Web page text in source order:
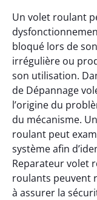
Un volet roulant
bloqué lors de
irrégulière ou
son utilisation.
de Dépannage
l’origine du
du mécanisme.
roulant peut
système afin
Reparateur volet
roulants peuvent
à assurer la